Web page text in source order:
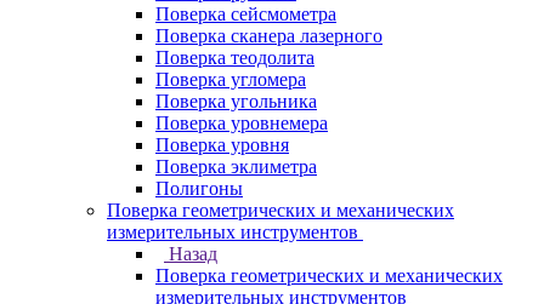
Поверка сейсмометра
Поверка сканера лазерного
Поверка теодолита
Поверка угломера
Поверка угольника
Поверка уровнемера
Поверка уровня
Поверка эклиметра
Полигоны
Поверка геометрических и механических
измерительных инструментов
Назад
Поверка геометрических и механических
измерительных инструментов